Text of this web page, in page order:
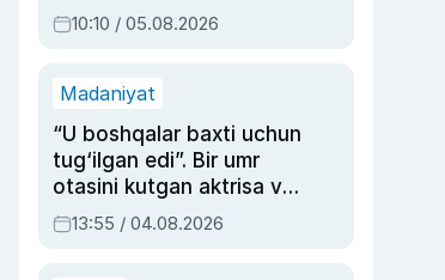
hukmi o‘qildi
10:10 / 05.08.2026
Madaniyat
“U boshqalar baxti uchun
tug‘ilgan edi”. Bir umr
otasini kutgan aktrisa va
dublyaj ustasi Rimma
Ahmedovaning
13:55 / 04.08.2026